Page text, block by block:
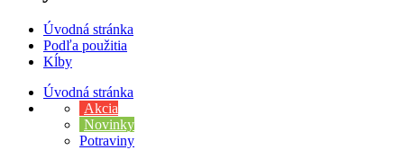
Úvodná stránka
Podľa použitia
Kĺby
Úvodná stránka
Akcia
Novinky
Potraviny